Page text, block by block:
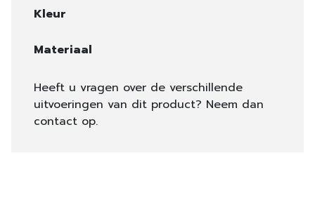
Kleur
Materiaal
Heeft u vragen over de verschillende
uitvoeringen van dit product? Neem dan
contact op.